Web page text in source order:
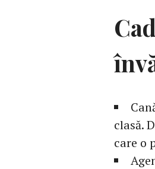
clasă.
care o